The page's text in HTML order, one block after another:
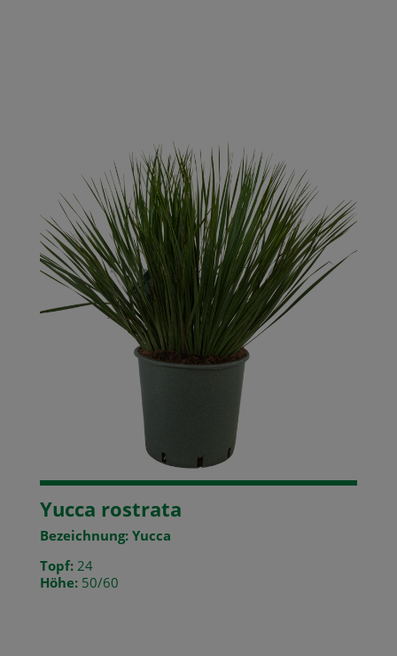
Yucca rostrata
Bezeichnung: Yucca
Topf:24
Höhe:50/60